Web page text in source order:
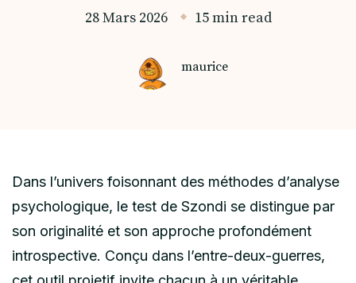
28 Mars 2026 15 min read
maurice
Dans l’univers foisonnant des méthodes d’analyse
psychologique, le test de Szondi se distingue par
son originalité et son approche profondément
introspective. Conçu dans l’entre-deux-guerres,